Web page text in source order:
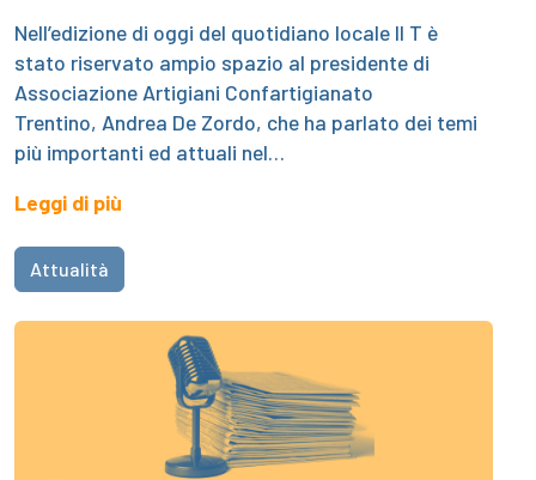
Nell’edizione di oggi del quotidiano locale Il T è
stato riservato ampio spazio al presidente di
Associazione Artigiani Confartigianato
Trentino, Andrea De Zordo, che ha parlato dei temi
più importanti ed attuali nel…
Leggi di più
Attualità